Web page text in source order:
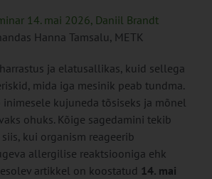
14. mai 2026, Daniil Brandt
Hanna Tamsalu, METK
ja elatusallikas, kuid sellega
mida iga mesinik peab tundma.
kujuneda tõsiseks ja mõnel
ohuks. Kõige sagedamini tekib
kui organism reageerib
allergilise reaktsiooniga ehk
artikkel on koostatud 14. mai